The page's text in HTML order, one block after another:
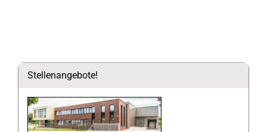
Stellenangebote!